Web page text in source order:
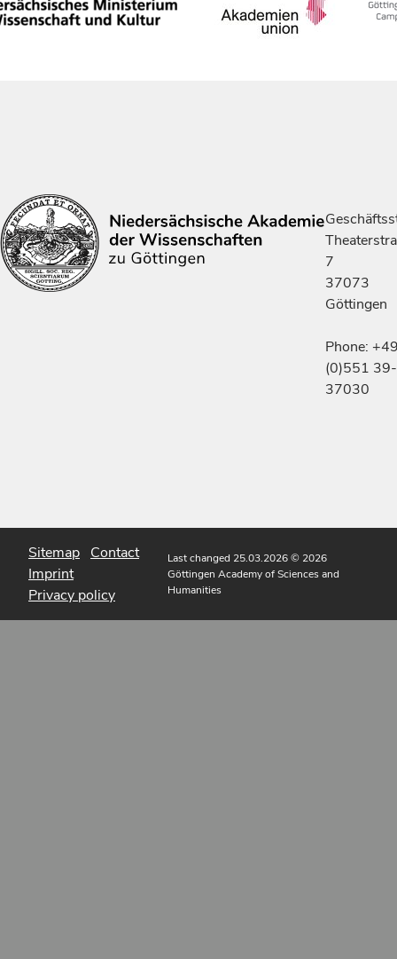
7
37073
Göttingen
Phone:
(0)551 39-
37030
Sitemap Contact
Imprint
Privacy policy
Last changed 25.03.2026© 2026
Göttingen Academy of Sciences and
Humanities